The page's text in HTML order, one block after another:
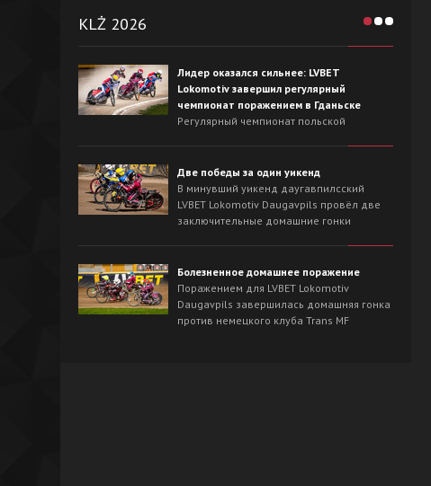
KLŻ 2026
Лидер оказался сильнее: LVBET
Lokomotiv завершил регулярный
чемпионат поражением в Гданьске
Регулярный чемпионат польской
против лидера сезона - Wybrzeże Gdańsk.
На треке в Гданьске хозяева с первых
заездов захватили инициативу и
одержали победу со счётом 54:36.
Две победы за один уикенд
В минувший уикенд даугавпилсский
LVBET Lokomotiv Daugavpils провёл две
заключительные домашние гонки
домашнем треке наша команда сначала
в невероятно напряжённой борьбе
вырвала победу у OK Kolejarz Opole -
46:44, а на следующий день уверенно
Болезненное домашнее поражение
Поражением для LVBET Lokomotiv
Daugavpils завершилась домашняя гонка
против немецкого клуба Trans MF